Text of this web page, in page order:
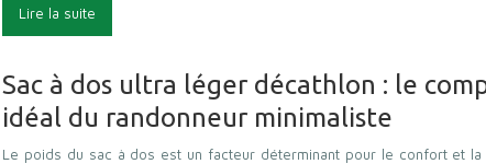
Lire la suite
Sac à dos ultra léger décathlon : le
idéal du randonneur minimaliste
Le poids du sac à dos est un facteur déterminant pour le confort et